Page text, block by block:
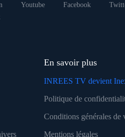
Youtube Facebook
En savoir plus
INREES TV devient
Politique de
Conditions générales de
Mentions légales